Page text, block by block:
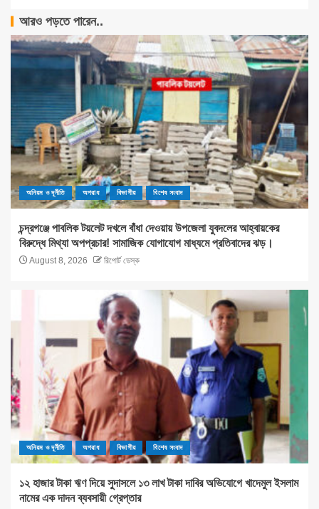
আরও পড়তে পারেন..
অনিয়ম ও দূর্নীতি অপরাধ বিভাগীয় বিশেষ সংবাদ
চন্দ্রগঞ্জে পাবলিক টয়লেট দখলে বাঁধা দেওয়ায় উপজেলা যুবদলের আহ্বায়কের
বিরুদ্ধে মিথ্যা অপপ্রচার! সামাজিক যোগাযোগ মাধ্যমে প্রতিবাদের ঝড়।
August 8, 2026 রিপোর্ট ডেস্ক
অনিয়ম ও দূর্নীতি অপরাধ বিভাগীয় বিশেষ সংবাদ
১২ হাজার টাকা ঋণ দিয়ে সুদাসলে ১৩ লাখ টাকা দাবির অভিযোগে খাদেমুল ইসলাম
নামের এক দাদন ব্যবসায়ী গ্রেপ্তার